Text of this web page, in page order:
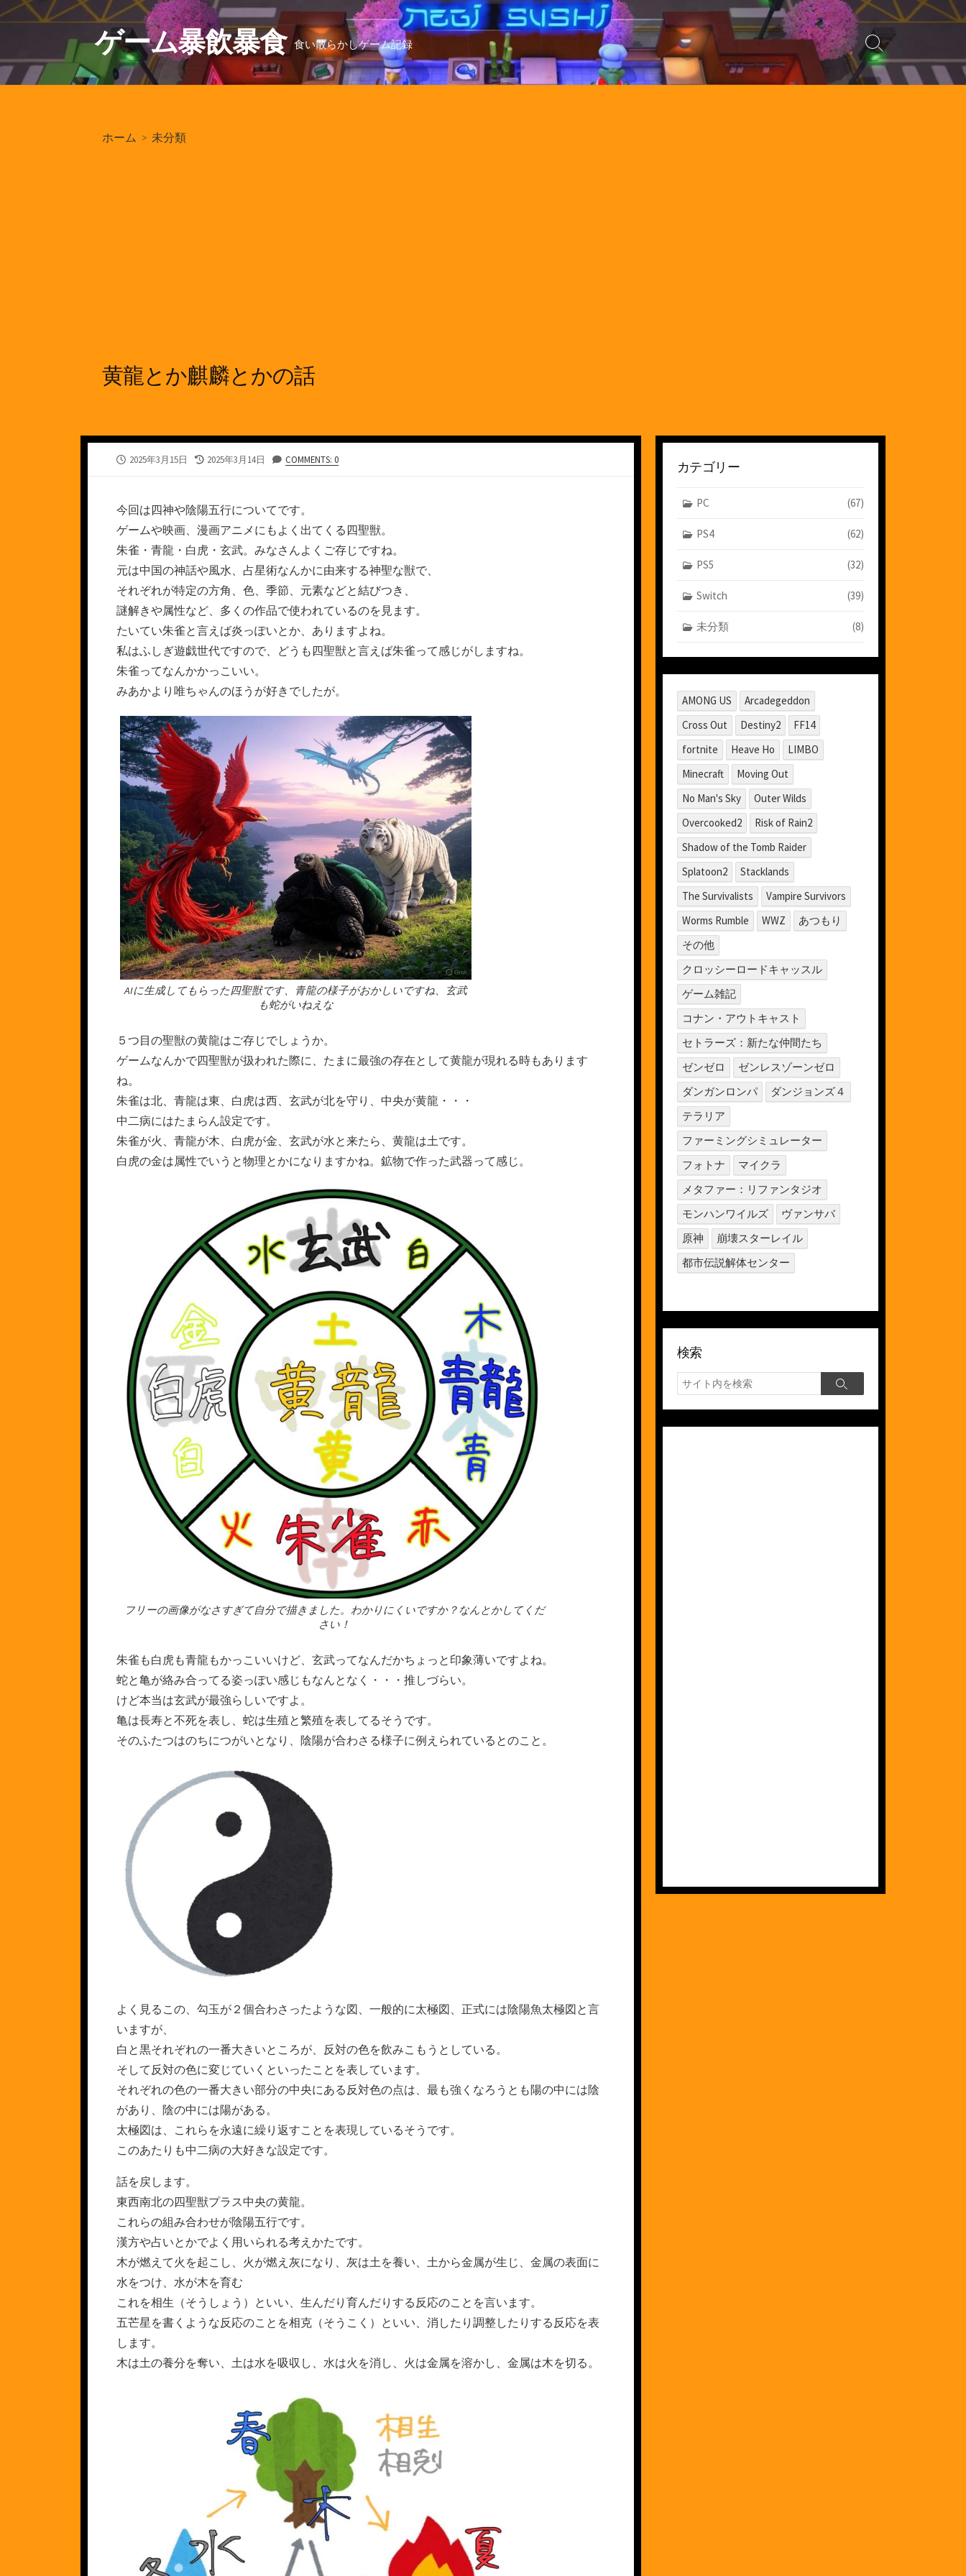
コ
ン
ン
ツ
ゲーム暴飲暴食 食い散らかしゲーム記録
検
索
切
ホーム > 未分類
黄龍とか麒麟とかの話
公
2025年3月15日
最
日
2025年3月14日 COMMENTS: 0
今回は四神や陰陽五行についてです。
ゲームや映画、漫画アニメにもよく出てくる四聖獣。
朱雀・青龍・白虎・玄武。みなさんよくご存じですね。
元は中国の神話や風水、占星術なんかに由来する神聖な獣で、
それぞれが特定の方角、色、季節、元素などと結びつき、
謎解きや属性など、多くの作品で使われているのを見ます。
たいてい朱雀と言えば炎っぽいとか、ありますよね。
私はふしぎ遊戯世代ですので、どうも四聖獣と言えば朱雀って感じがしますね。
朱雀ってなんかかっこいい。
みあかより唯ちゃんのほうが好きでしたが。
AIに生成してもらった四聖獣です、青龍の様子がおかしいですね、玄武
も蛇がいねえな
５つ目の聖獣の黄龍はご存じでしょうか。
ゲームなんかで四聖獣が扱われた際に、たまに最強の存在として黄龍が現れる時もあります
ね。
朱雀は北、青龍は東、白虎は西、玄武が北を守り、中央が黄龍・・・
中二病にはたまらん設定です。
朱雀が火、青龍が木、白虎が金、玄武が水と来たら、黄龍は土です。
白虎の金は属性でいうと物理とかになりますかね。鉱物で作った武器って感じ。
フリーの画像がなさすぎて自分で描きました。わかりにくいですか？なんとかしてくだ
さい！
朱雀も白虎も青龍もかっこいいけど、玄武ってなんだかちょっと印象薄いですよね。
蛇と亀が絡み合ってる姿っぽい感じもなんとなく・・・推しづらい。
けど本当は玄武が最強らしいですよ。
亀は長寿と不死を表し、蛇は生殖と繁殖を表してるそうです。
そのふたつはのちにつがいとなり、陰陽が合わさる様子に例えられているとのこと。
よく見るこの、勾玉が２個合わさったような図、一般的に太極図、正式には陰陽魚太極図と言
いますが、
白と黒それぞれの一番大きいところが、反対の色を飲みこもうとしている。
そして反対の色に変じていくといったことを表しています。
それぞれの色の一番大きい部分の中央にある反対色の点は、最も強くなろうとも陽の中には陰
があり、陰の中には陽がある。
太極図は、これらを永遠に繰り返すことを表現しているそうです。
このあたりも中二病の大好きな設定です。
話を戻します。
東西南北の四聖獣プラス中央の黄龍。
これらの組み合わせが陰陽五行です。
漢方や占いとかでよく用いられる考えかたです。
木が燃えて火を起こし、火が燃え灰になり、灰は土を養い、土から金属が生じ、金属の表面に
水をつけ、水が木を育む
これを相生（そうしょう）といい、生んだり育んだりする反応のことを言います。
五芒星を書くような反応のことを相克（そうこく）といい、消したり調整したりする反応を表
します。
木は土の養分を奪い、土は水を吸収し、水は火を消し、火は金属を溶かし、金属は木を切る。
カテゴリー
PC (67)
PS4 (62)
PS5 (32)
Switch (39)
未分類 (8)
AMONG US
Arcadegeddon
Cross Out
Destiny2
FF14
fortnite
Heave Ho
LIMBO
Minecraft
Moving Out
No Man's Sky
Outer Wilds
Overcooked2
Risk of Rain2
Shadow of the Tomb Raider
Splatoon2
Stacklands
The Survivalists
Vampire Survivors
Worms Rumble
WWZ
あつもり
その他
クロッシーロードキャッスル
ゲーム雑記
コナン・アウトキャスト
セトラーズ：新たな仲間たち
ゼンゼロ
ゼンレスゾーンゼロ
ダンガンロンパ
ダンジョンズ４
テラリア
ファーミングシミュレーター
フォトナ
マイクラ
メタファー：リファンタジオ
モンハンワイルズ
ヴァンサバ
原神
崩壊スターレイル
都市伝説解体センター
検索
検
索
検